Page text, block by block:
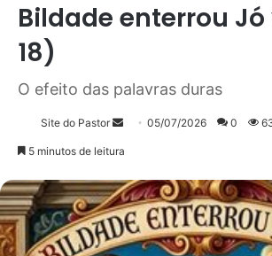
Bildade enterrou
18)
O efeito das palavras duras
Site do Pastor
Mande
mail
05/07/2026 0
5 minutos de leitura